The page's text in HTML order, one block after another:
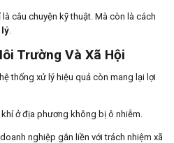
câu chuyện kỹ thuật. Mà còn là cách
lý.
Trường Và Xã Hội
thống xử lý hiệu quả còn mang lại lợi
ở địa phương không bị ô nhiễm.
nghiệp gắn liền với trách nhiệm xã